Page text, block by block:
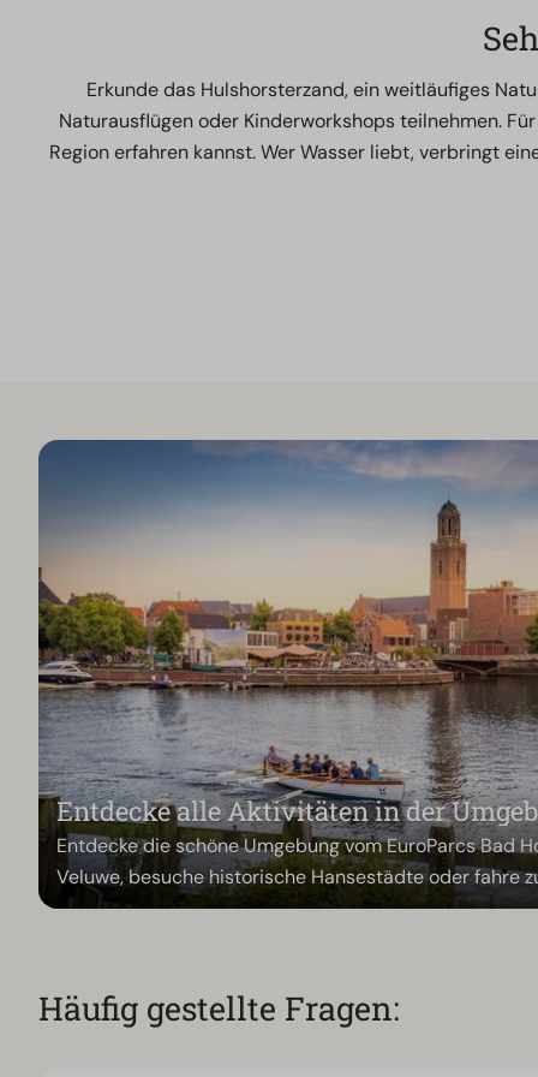
Erkunde das Hulshorsterzand, ein weitläufiges
Naturausflügen oder Kinderworkshops teilnehmen.
Region erfahren kannst. Wer Wasser liebt, verbringt
Entdecke alle Aktivitäten in der
Entdecke die schöne Umgebung vom EuroParcs Bad
Veluwe, besuche historische Hansestädte oder fahre
Häufig gestellte Fragen: